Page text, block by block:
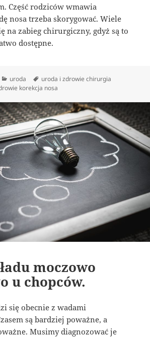
Część rodziców wmawia
nosa trzeba skorygować. Wiele
na zabieg chirurgiczny, gdyż są to
dostępne.
Kategorie
uroda Tagi
uroda i zdrowie chirurgia
korekcja nosa
moczowo
u chopców.
się obecnie z wadami
są bardziej poważne, a
Musimy diagnozować je